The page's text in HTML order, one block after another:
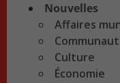
Nouvelles
Affaires
Culture
Économie